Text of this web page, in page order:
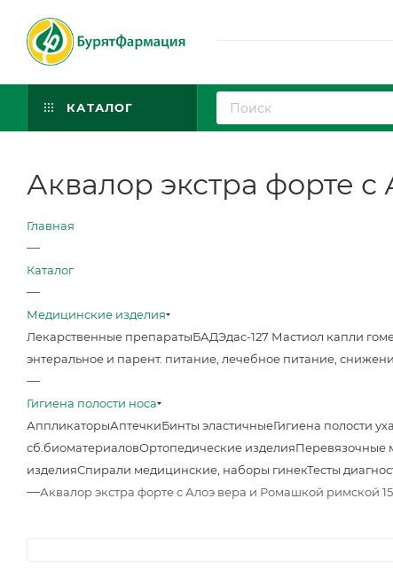
КАТАЛОГ
Аквалор экстра форте
Главная
—
Каталог
—
Медицинские изделия
Лекарственные препаратыБАДЭдас-127 Мастиол капли
энтеральное и парент. питание, лечебное питание,
—
Гигиена полости носа
АппликаторыАптечкиБинты эластичныеГигиена полости уха
сб.биоматериаловОртопедические изделияПеревязочные
изделияСпирали медицинские, наборы гинекТесты
—Аквалор экстра форте с Алоэ вера и Ромашкой римской